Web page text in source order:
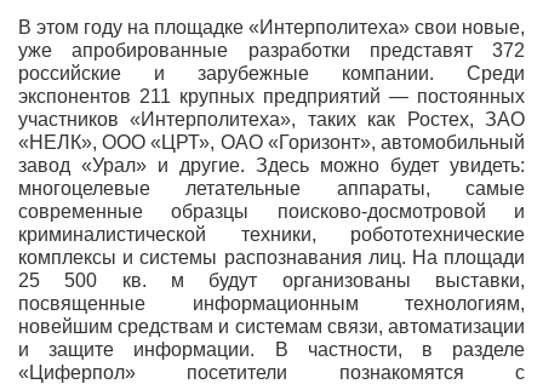
В этом году на площадке «Интерполитеха» свои новые,
уже апробированные разработки представят 372
российские и зарубежные компании. Среди
экспонентов 211 крупных предприятий — постоянных
участников «Интерполитеха», таких как Ростех, ЗАО
«НЕЛК», ООО «ЦРТ», ОАО «Горизонт», автомобильный
завод «Урал» и другие. Здесь можно будет увидеть:
многоцелевые летательные аппараты, самые
современные образцы поисково-досмотровой и
криминалистической техники, робототехнические
комплексы и системы распознавания лиц. На площади
25 500 кв. м будут организованы выставки,
посвященные информационным технологиям,
новейшим средствам и системам связи, автоматизации
и защите информации. В частности, в разделе
«Циферпол» посетители познакомятся с